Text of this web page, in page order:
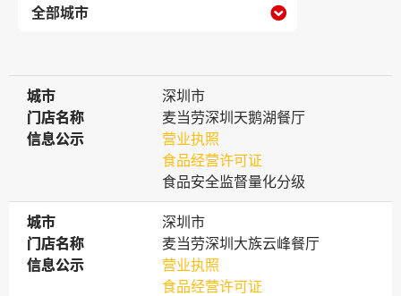

城市
城市
深圳市
门店名称
门店名称
麦当劳深圳天鹅湖餐厅
信息公示
信息公示
营业执照
食品经营许可证
食品安全监督量化分级
城市
城市
深圳市
门店名称
门店名称
麦当劳深圳大族云峰餐厅
信息公示
信息公示
营业执照
食品经营许可证